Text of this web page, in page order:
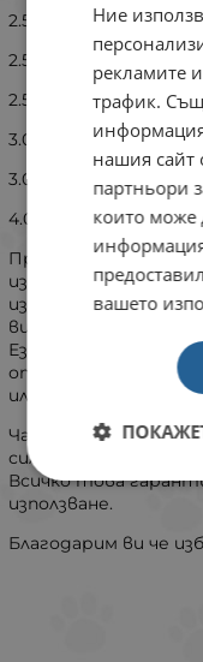
2.5 / 50 см.
2.5 / 60 см.
2.5 / 70 см.
3.0 / 60 см.
3.0 / 70 см.
4.0 / 70 см.
Произведено в
използване на
изрезки.
МиaЗоо
висококачествена
Езикът на
от едри породи
или тънък език.
Част от процеса на
силно намалява
Всичко това
използване.
Благодарим ви че
Ние
рекламите
трафик.
нашия сайт
партньори
които може
вашето